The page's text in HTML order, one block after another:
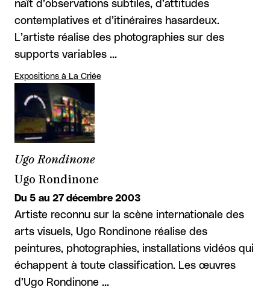
naît d’observations subtiles, d’attitudes
contemplatives et d’itinéraires hasardeux.
L’artiste réalise des photographies sur des
supports variables …
Expositions à La Criée
Ugo Rondinone
Ugo Rondinone
Du 5 au 27 décembre 2003
Artiste reconnu sur la scène internationale des
arts visuels, Ugo Rondinone réalise des
peintures, photographies, installations vidéos qui
échappent à toute classification. Les œuvres
d’Ugo Rondinone …